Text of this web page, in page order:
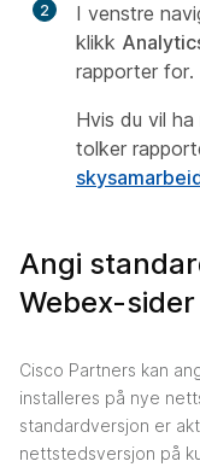
2 I venstre
klikk
rapporter for.
Hvis du vil
tolker
Angi
Webex-sider
Cisco Partners kan
installeres på nye
standardversjon er
nettstedsversjon på